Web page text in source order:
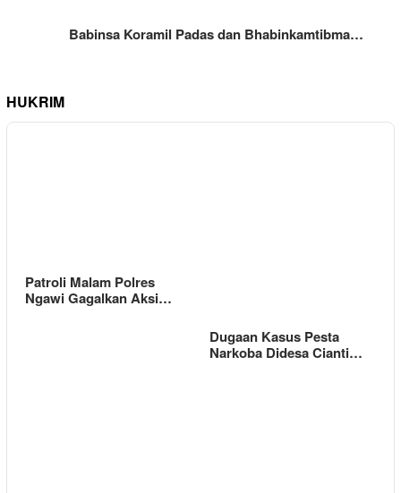
Babinsa Koramil Padas dan Bhabinkamtibma…
HUKRIM
Patroli Malam Polres
Ngawi Gagalkan Aksi…
Dugaan Kasus Pesta
Narkoba Didesa Cianti…